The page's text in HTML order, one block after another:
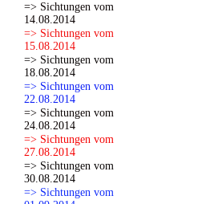
=> Sichtungen vom
14.08.2014
=> Sichtungen vom
15.08.2014
=> Sichtungen vom
18.08.2014
=> Sichtungen vom
22.08.2014
=> Sichtungen vom
24.08.2014
=> Sichtungen vom
27.08.2014
=> Sichtungen vom
30.08.2014
=> Sichtungen vom